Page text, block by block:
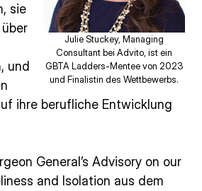
Julie Stuckey, Managing
Consultant bei Advito, ist ein
GBTA Ladders-Mentee von 2023
und Finalistin des Wettbewerbs.
sie
und
ihre berufliche Entwicklung
General’s Advisory on our
and Isolation aus dem